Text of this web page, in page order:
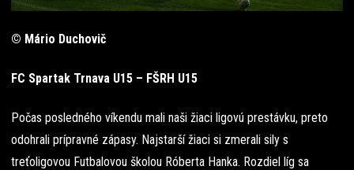
© Mário Duchovič
FC Spartak Trnava U15 – FŠRH U15
Počas posledného víkendu mali naši žiaci ligovú prestávku, preto
odohrali prípravné zápasy. Najstarší žiaci si zmerali sily s
treťoligovou Futbalovou školou Róberta Hanka. Rozdiel líg sa